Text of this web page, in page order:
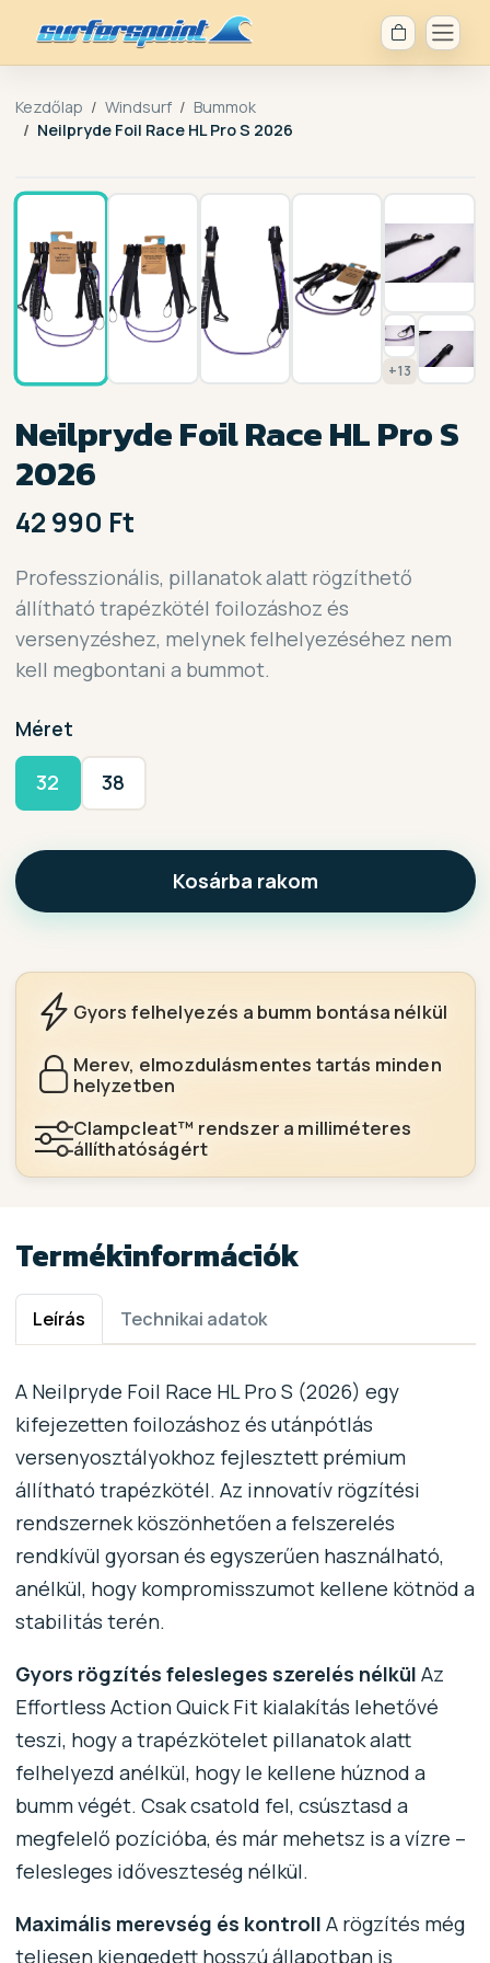
Kezdőlap Windsurf
Bummok
Neilpryde Foil Race HL Pro S 2026
+13
Neilpryde Foil Race HL Pro S
2026
42 990 Ft
Professzionális, pillanatok alatt rögzíthető
állítható trapézkötél foilozáshoz és
versenyzéshez, melynek felhelyezéséhez nem
kell megbontani a bummot.
Méret
32 38
Kosárba rakom
Gyors felhelyezés a bumm bontása nélkül
Merev, elmozdulásmentes tartás minden
helyzetben
Clampcleat™ rendszer a milliméteres
állíthatóságért
Termékinformációk
Leírás Technikai adatok
A Neilpryde Foil Race HL Pro S (2026) egy
kifejezetten foilozáshoz és utánpótlás
versenyosztályokhoz fejlesztett prémium
állítható trapézkötél. Az innovatív rögzítési
rendszernek köszönhetően a felszerelés
rendkívül gyorsan és egyszerűen használható,
anélkül, hogy kompromisszumot kellene kötnöd a
stabilitás terén.
Gyors rögzítés felesleges szerelés nélkül Az
Effortless Action Quick Fit kialakítás lehetővé
teszi, hogy a trapézkötelet pillanatok alatt
felhelyezd anélkül, hogy le kellene húznod a
bumm végét. Csak csatold fel, csúsztasd a
megfelelő pozícióba, és már mehetsz is a vízre –
felesleges időveszteség nélkül.
Maximális merevség és kontroll A rögzítés még
teljesen kiengedett hosszú állapotban is